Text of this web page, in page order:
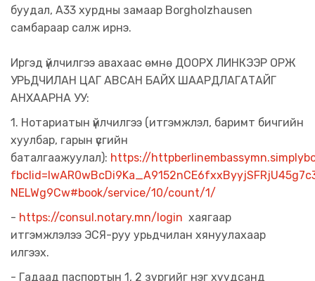
буудал, А33 хурдны замаар Borgholzhausen
самбараар салж ирнэ.
Иргэд үйлчилгээ авахаас өмнө ДООРХ ЛИНКЭЭР ОРЖ
УРЬДЧИЛАН ЦАГ АВСАН БАЙХ ШААРДЛАГАТАЙГ
АНХААРНА УУ:
1. Нотариатын үйлчилгээ (итгэмжлэл, баримт бичгийн
хуулбар, гарын үсгийн
баталгаажуулал): https://
NELWg9Cw#book/service/10/count/1/
- https://consul.notary.mn/login хаягаар
итгэмжлэлээ ЭСЯ-руу урьдчилан хянуулахаар
илгээх.
- Гадаад паспортын 1, 2 зургийг нэг хуудсанд